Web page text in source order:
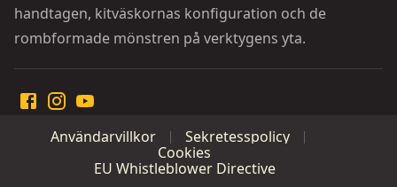
handtagen, kitväskornas konfiguration och de
rombformade mönstren på verktygens yta.
Användarvillkor
Sekretesspolicy
Cookies
EU Whistleblower Directive